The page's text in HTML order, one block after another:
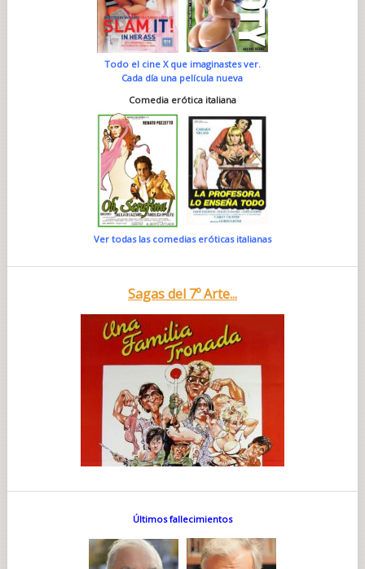
Todo el cine X que imaginastes ver.
Cada día una película nueva
Comedia erótica italiana
Ver todas las comedias eróticas italianas
Sagas del 7º Arte...
Últimos fallecimientos